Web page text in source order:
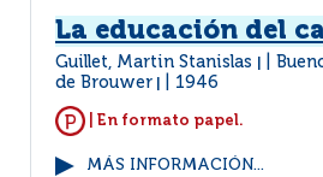
La educación del
Guillet, Martin Stanislas
de Brouwer
1946
| En formato papel.
MÁS INFORMACIÓN...